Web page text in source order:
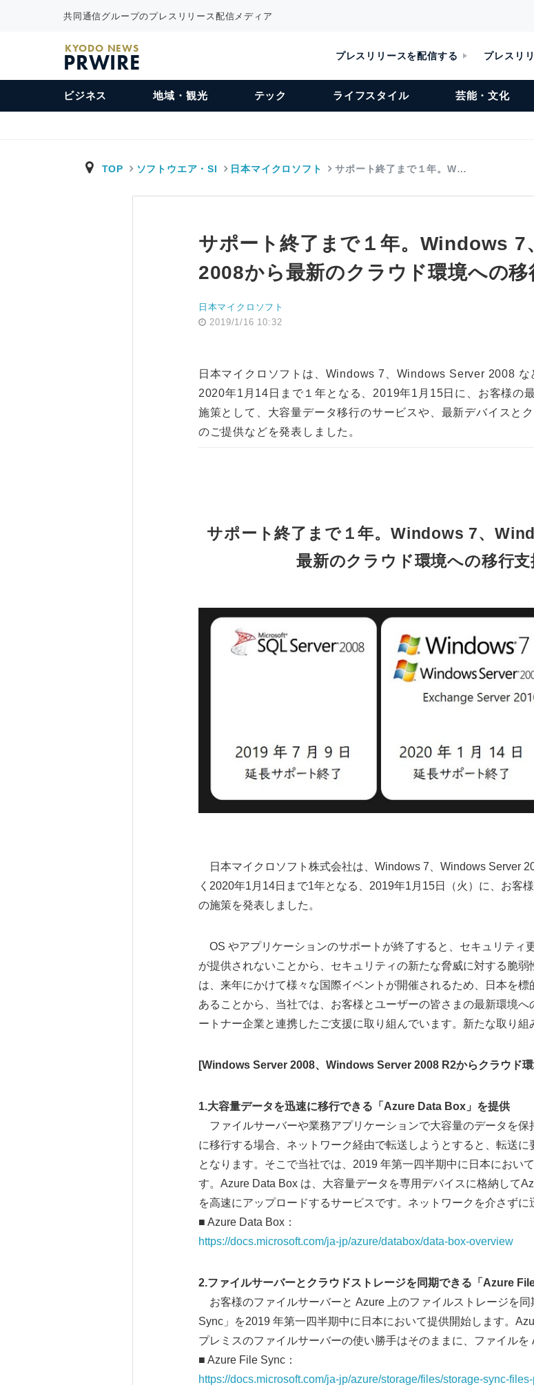
共同通信グループのプレスリリース配信メディア
KYODO NEWS
PRWIRE プレスリリースを配信する プレスリ
ビジネス 地域・観光 テック ライフスタイル 芸能・文化
TOP ソフトウエア・SI 日本マイクロソフト サポート終了まで１年。W…
サポート終了まで１年。Windows
2008から最新のクラウド環境への移
日本マイクロソフト
2019/1/16 10:32
日本マイクロソフトは、Windows 7、Windows Server 2008 な
2020年1月14日まで１年となる、2019年1月15日に、お客様の
施策として、大容量データ移行のサービスや、最新デバイスと
のご提供などを発表しました。
サポート終了まで１年。Windows 7、
最新のクラウド環境への移行
日本マイクロソフト株式会社は、Windows 7、Windows Server
く2020年1月14日まで1年となる、2019年1月15日（火）に、お客
の施策を発表しました。
OS やアプリケーションのサポートが終了すると、セキュリティ
が提供されないことから、セキュリティの新たな脅威に対する脆
は、来年にかけて様々な国際イベントが開催されるため、日本を
あることから、当社では、お客様とユーザーの皆さまの最新環境
ートナー企業と連携したご支援に取り組んでいます。新たな取り組
[Windows Server 2008、Windows Server 2008 R2からクラウド
1.大容量データを迅速に移行できる「Azure Data Box」を提供
ファイルサーバーや業務アプリケーションで大容量のデータを保
に移行する場合、ネットワーク経由で転送しようとすると、転送
となります。そこで当社では、2019 年第一四半期中に日本におい
す。Azure Data Box は、大容量データを専用デバイスに格納して
を高速にアップロードするサービスです。ネットワークを介さずに
■ Azure Data Box：
https://docs.microsoft.com/ja-jp/azure/databox/data-box-overview
2.ファイルサーバーとクラウドストレージを同期できる「Azure
お客様のファイルサーバーと Azure 上のファイルストレージを
Sync」を2019 年第一四半期中に日本において提供開始します。
プレミスのファイルサーバーの使い勝手はそのままに、ファイルを
■ Azure File Sync：
https://docs.microsoft.com/ja-jp/azure/storage/files/storage-sync-